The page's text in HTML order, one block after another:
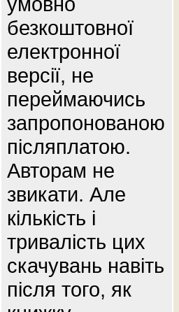
безкоштовної
електронної
версії, не
переймаючись
запропонованою
післяплатою.
Авторам не
звикати. Але
кількість і
тривалість цих
скачувань навіть
після того, як